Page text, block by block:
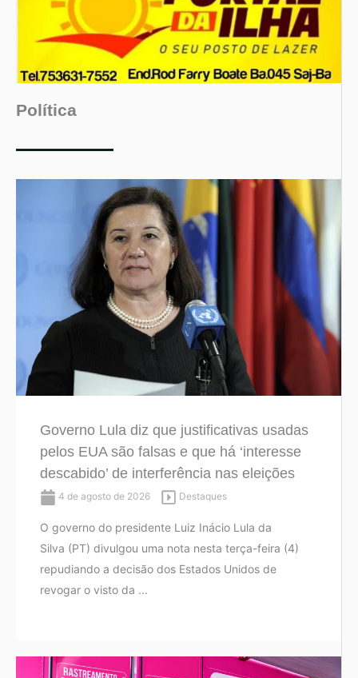
Política
Governo Lula diz que justificativas usadas
pelos EUA são falsas e que há ‘interesse
descabido’ de interferência nas eleições
4 de agosto de 2026 Destaques
O governo do presidente Luiz Inácio Lula da
Silva (PT) divulgou uma nota nesta terça-feira (4)
repudiando a decisão dos Estados Unidos de
revogar o visto da ...